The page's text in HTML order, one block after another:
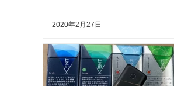
2020年2月27日